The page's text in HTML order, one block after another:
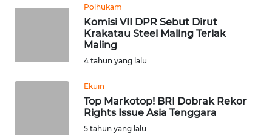
Polhukam
Komisi VII DPR Sebut Dirut
Krakatau Steel Maling Teriak
Maling
4 tahun yang lalu
Ekuin
Top Markotop! BRI Dobrak Rekor
Rights Issue Asia Tenggara
5 tahun yang lalu
SUMBAR